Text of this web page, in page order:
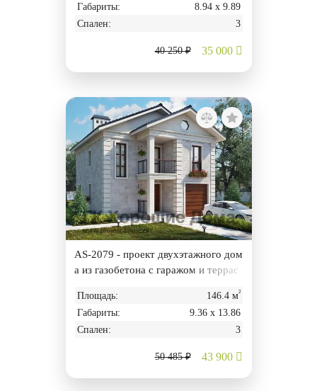
Габариты:
8.94 х 9.89
Спален:
3
40 250 ₽ 35 000
AS-2079 - проект двухэтажного дом
а из газобетона с гаражом и террас
Площадь: 146.4 м²
Габариты:
9.36 х 13.86
Спален:
3
50 485 ₽ 43 900